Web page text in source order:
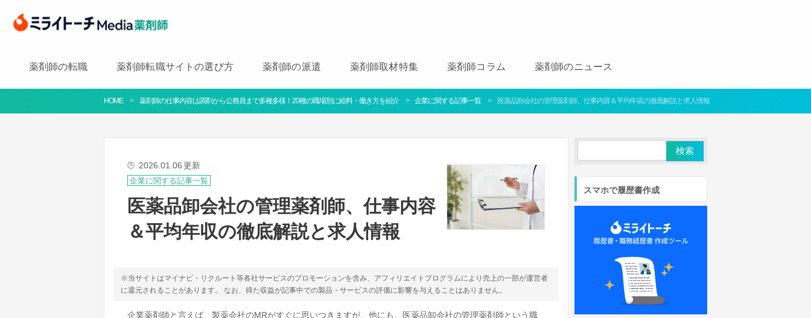
薬剤師の転職 薬剤師転職サイトの選び方 薬剤師の派遣 薬剤師取材特集 薬剤師コラム 薬剤師のニュース
HOME 薬剤師の仕事内容は調剤から公務員まで多種多様！20種の職場別に給料・働き方を紹介 企業に関する記事一覧 医薬品卸会社の管理薬剤師、仕事内容＆平均年収の徹底解説と求人情報
🕒 2026.01.06更新
企業に関する記事一覧
医薬品卸会社の管理薬剤師、仕事内容
＆平均年収の徹底解説と求人情報
※当サイトはマイナビ・リクルート等各社サービスのプロモーションを含み、アフィリエイトプログラムにより売上の一部が運営者
に還元されることがあります。 なお、得た収益が記事中での製品・サービスの評価に影響を与えることはありません。
企業薬剤師と言えば、製薬会社のMRがすぐに思いつきますが、他にも、医薬品卸会社の管理薬剤師という職
スマホで履歴書作成